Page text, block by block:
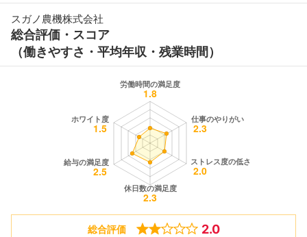
スガノ農機株式会社
総合評価・スコア
（働きやすさ・平均年収・残業時間）
総合評価 2.0